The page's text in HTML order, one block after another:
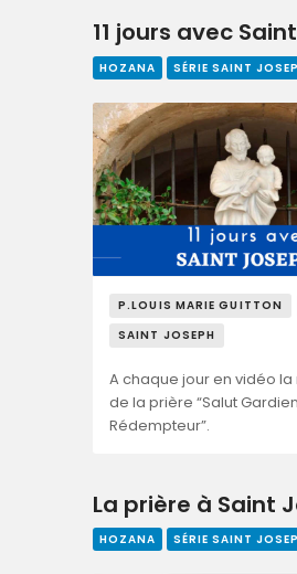
Nous
11 jours avec
HOZANA SÉRIE SAINT
P.LOUIS MARIE GUITTON
SAINT JOSEPH
A chaque jour en vidéo
de la prière “Salut
Rédempteur”.
La prière à Saint
HOZANA SÉRIE SAINT